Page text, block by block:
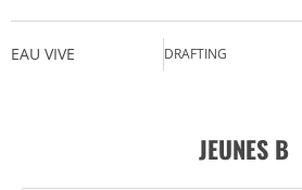
EAU VIVE DRAFTING
JEUNES B